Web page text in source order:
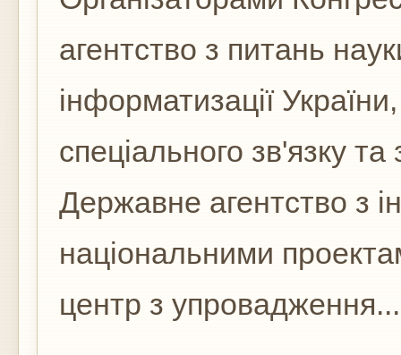
агентство з питань
інформатизації
спеціального зв'язку
Державне агентство з
національними
центр з упровадження...